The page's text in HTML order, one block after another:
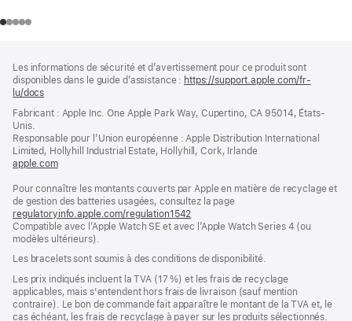
de
page
de
bas
page
Les informations de sécurité et d’avertissement pour ce produit sont
disponibles dans le guide d’assistance : https://support.apple.com/fr-
lu/docs
une
fenêtre)
Fabricant : Apple Inc. One Apple Park Way, Cupertino, CA 95014, États-
Unis.
Responsable pour l’Union européenne : Apple Distribution International
Limited, Hollyhill Industrial Estate, Hollyhill, Cork, Irlande
apple.com(s’ouvre
une
nouvelle
fenêtre)
Pour connaître les montants couverts par Apple en matière de recyclage et
de gestion des batteries usagées, consultez la page
regulatoryinfo.apple.com/regulation1542
dans
nouvelle
fenêtre)
Compatible avec l’Apple Watch SE et avec l’Apple Watch Series 4 (ou
modèles ultérieurs).
Les bracelets sont soumis à des conditions de disponibilité.
Les prix indiqués incluent la TVA (17 %) et les frais de recyclage
applicables, mais s'entendent hors frais de livraison (sauf mention
contraire). Le bon de commande fait apparaître le montant de la TVA et, le
cas échéant, les frais de recyclage à payer sur les produits sélectionnés.